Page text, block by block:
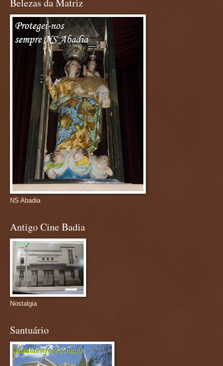
Belezas da Matriz
NS Abadia
Antigo Cine Badia
Nostalgia
Santuário